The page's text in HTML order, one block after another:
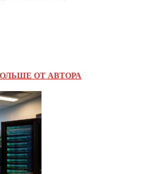
ОТ АВТОРА